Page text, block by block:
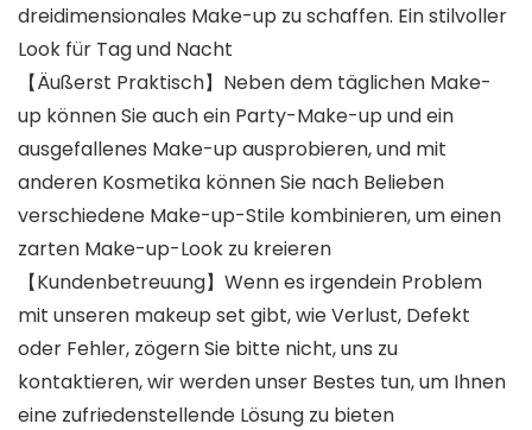
dreidimensionales Make-up zu schaffen. Ein stilvoller
Look für Tag und Nacht
【Äußerst Praktisch】Neben dem täglichen Make-
up können Sie auch ein Party-Make-up und ein
ausgefallenes Make-up ausprobieren, und mit
anderen Kosmetika können Sie nach Belieben
verschiedene Make-up-Stile kombinieren, um einen
zarten Make-up-Look zu kreieren
【Kundenbetreuung】Wenn es irgendein Problem
mit unseren makeup set gibt, wie Verlust, Defekt
oder Fehler, zögern Sie bitte nicht, uns zu
kontaktieren, wir werden unser Bestes tun, um Ihnen
eine zufriedenstellende Lösung zu bieten